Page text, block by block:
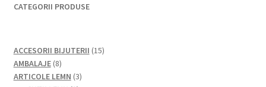
CATEGORII PRODUSE
ACCESORII BIJUTERII 1515
AMBALAJE 88
produse
ARTICOLE LEMN 33